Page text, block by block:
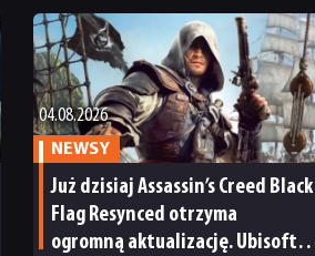
04.08.2026
NEWSY
Już dzisiaj Assassin’s Creed Black
Flag Resynced otrzyma
ogromną aktualizację. Ubisoft